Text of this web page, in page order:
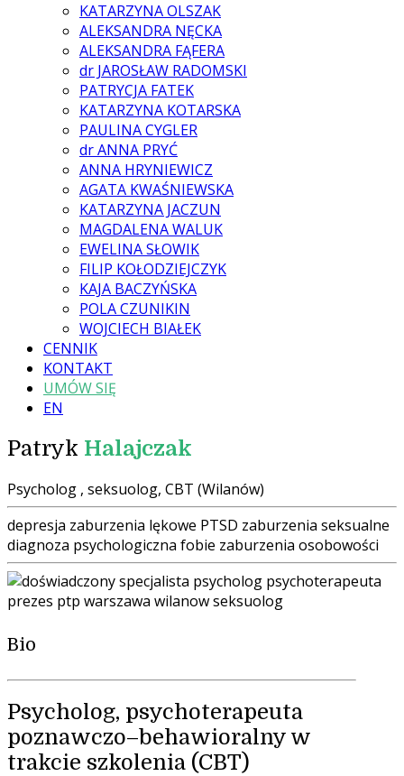
KATARZYNA OLSZAK
ALEKSANDRA NĘCKA
ALEKSANDRA FĄFERA
dr JAROSŁAW RADOMSKI
PATRYCJA FATEK
KATARZYNA KOTARSKA
PAULINA CYGLER
dr ANNA PRYĆ
ANNA HRYNIEWICZ
AGATA KWAŚNIEWSKA
KATARZYNA JACZUN
MAGDALENA WALUK
EWELINA SŁOWIK
FILIP KOŁODZIEJCZYK
KAJA BACZYŃSKA
POLA CZUNIKIN
WOJCIECH BIAŁEK
CENNIK
KONTAKT
UMÓW SIĘ
EN
Patryk Halajczak
Psycholog , seksuolog, CBT (Wilanów)
depresja zaburzenia lękowe PTSD zaburzenia seksualne
diagnoza psychologiczna fobie zaburzenia osobowości
Bio
Psycholog, psychoterapeuta
poznawczo–behawioralny w
trakcie szkolenia (CBT)